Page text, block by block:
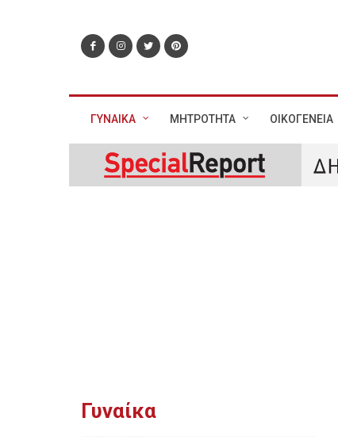
ΓΥΝΑΙΚΑ ΜΗΤΡΟΤΗΤΑ ΟΙΚΟΓΕΝΕΙΑ
Γυναίκα